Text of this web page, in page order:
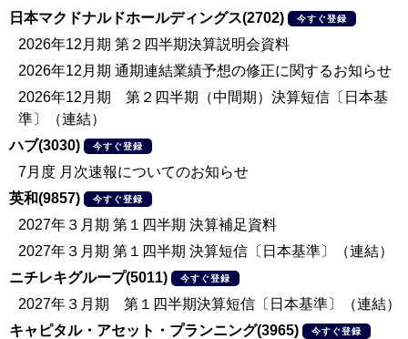
日本マクドナルドホールディングス(2702) 今すぐ登録
2026年12月期 第２四半期決算説明会資料
2026年12月期 通期連結業績予想の修正に関するお知らせ
2026年12月期 第２四半期（中間期）決算短信〔日本基
準〕（連結）
ハブ(3030)
今すぐ登録
7月度 月次速報についてのお知らせ
英和(9857)
今すぐ登録
2027年３月期 第１四半期 決算補足資料
2027年３月期 第１四半期 決算短信〔日本基準〕（連結）
ニチレキグループ(5011)
今すぐ登録
2027年３月期 第１四半期決算短信〔日本基準〕（連結）
キャピタル・アセット・プランニング(3965)
今すぐ登録